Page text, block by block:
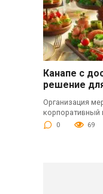
Канапе с
решение
Организация
корпоративный
0 69